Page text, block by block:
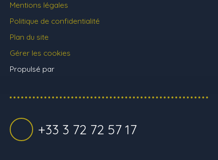
Mentions légales
Politique de confidentialité
Plan du site
Gérer les cookies
Propulsé par
+33 3 72 72 57 17